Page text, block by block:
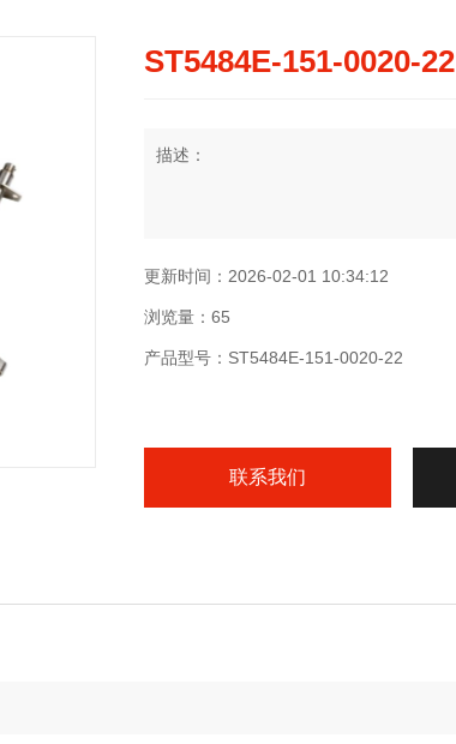
ST5484E-151-0020-22
描述：
更新时间：2026-02-01 10:34:12
浏览量：65
产品型号：ST5484E-151-0020-22
联系我们